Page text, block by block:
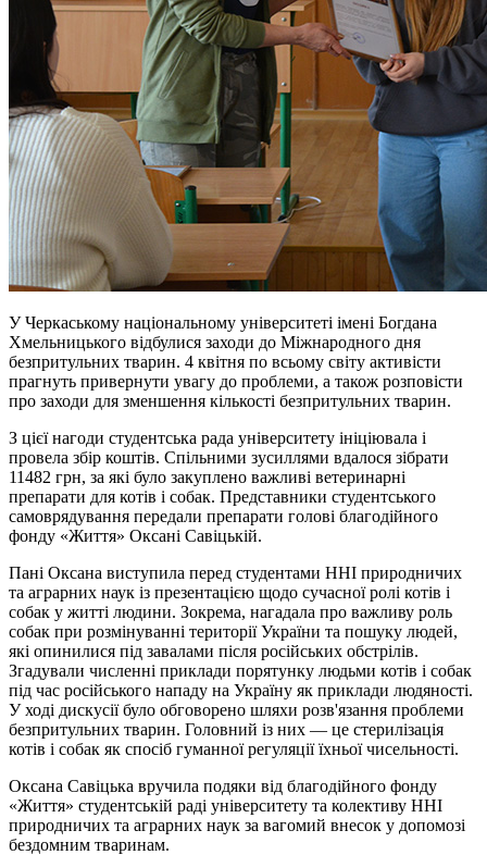
У Черкаському національному університеті імені Богдана
Хмельницького відбулися заходи до Міжнародного дня
безпритульних тварин. 4 квітня по всьому світу активісти
прагнуть привернути увагу до проблеми, а також розповісти
про заходи для зменшення кількості безпритульних тварин.
З цієї нагоди студентська рада університету ініціювала і
провела збір коштів. Спільними зусиллями вдалося зібрати
11482 грн, за які було закуплено важливі ветеринарні
препарати для котів і собак. Представники студентського
самоврядування передали препарати голові благодійного
фонду «Життя» Оксані Савіцькій.
Пані Оксана виступила перед студентами ННІ природничих
та аграрних наук із презентацією щодо сучасної ролі котів і
собак у житті людини. Зокрема, нагадала про важливу роль
собак при розмінуванні території України та пошуку людей,
які опинилися під завалами після російських обстрілів.
Згадували численні приклади порятунку людьми котів і собак
під час російського нападу на Україну як приклади людяності.
У ході дискусії було обговорено шляхи розв'язання проблеми
безпритульних тварин. Головний із них — це стерилізація
котів і собак як спосіб гуманної регуляції їхньої чисельності.
Оксана Савіцька вручила подяки від благодійного фонду
«Життя» студентській раді університету та колективу ННІ
природничих та аграрних наук за вагомий внесок у допомозі
бездомним тваринам.